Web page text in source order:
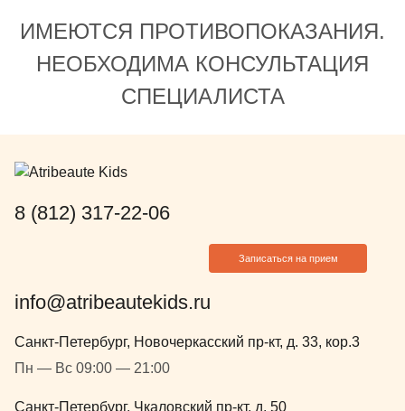
ИМЕЮТСЯ ПРОТИВОПОКАЗАНИЯ.
НЕОБХОДИМА КОНСУЛЬТАЦИЯ
СПЕЦИАЛИСТА
8 (812) 317-22-06
Записаться на прием
info@atribeautekids.ru
Санкт-Петербург, Новочеркасский пр-кт, д. 33, кор.3
Пн — Вс 09:00 — 21:00
Санкт-Петербург, Чкаловский пр-кт, д. 50